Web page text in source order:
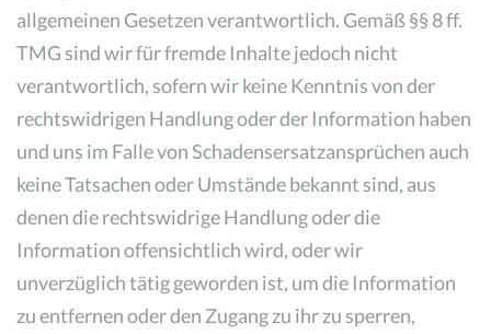
allgemeinen Gesetzen verantwortlich. Gemäß §§ 8 ff.
TMG sind wir für fremde Inhalte jedoch nicht
verantwortlich, sofern wir keine Kenntnis von der
rechtswidrigen Handlung oder der Information haben
und uns im Falle von Schadensersatzansprüchen auch
keine Tatsachen oder Umstände bekannt sind, aus
denen die rechtswidrige Handlung oder die
Information offensichtlich wird, oder wir
unverzüglich tätig geworden ist, um die Information
zu entfernen oder den Zugang zu ihr zu sperren,